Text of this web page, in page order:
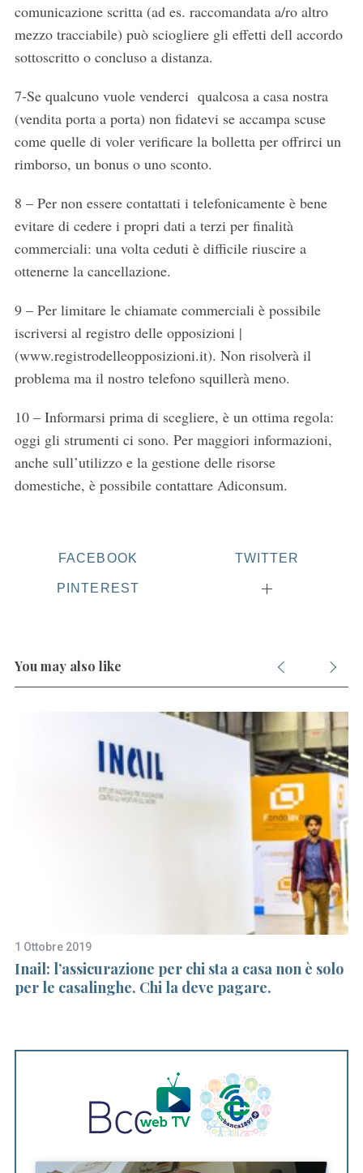
comunicazione scritta (ad es. raccomandata a/ro altro
mezzo tracciabile) può sciogliere gli effetti dell accordo
sottoscritto o concluso a distanza.
7-Se qualcuno vuole venderci qualcosa a casa nostra
(vendita porta a porta) non fidatevi se accampa scuse
come quelle di voler verificare la bolletta per offrirci un
rimborso, un bonus o uno sconto.
8 – Per non essere contattati i telefonicamente è bene
evitare di cedere i propri dati a terzi per finalità
commerciali: una volta ceduti è difficile riuscire a
ottenerne la cancellazione.
9 – Per limitare le chiamate commerciali è possibile
iscriversi al registro delle opposizioni |
(www.registrodelleopposizioni.it). Non risolverà il
problema ma il nostro telefono squillerà meno.
10 – Informarsi prima di scegliere, è un ottima regola:
oggi gli strumenti ci sono. Per maggiori informazioni,
anche sull’utilizzo e la gestione delle risorse
domestiche, è possibile contattare Adiconsum.
FACEBOOK TWITTER
PINTEREST
You may also like
1 Ottobre 2019
Inail: l’assicurazione per chi sta a casa non è solo
per le casalinghe. Chi la deve pagare.
e
r
o